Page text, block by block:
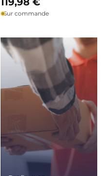
gilet sans manches SENJO est
conçu dans un tissu stretch, ce
également l'utiliser sans l'airbag.
Sur commande